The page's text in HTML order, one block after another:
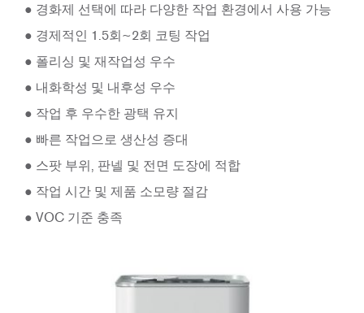
● 경화제 선택에 따라 다양한 작업 환경에서 사용 가능
● 경제적인 1.5회~2회 코팅 작업
● 폴리싱 및 재작업성 우수
● 내화학성 및 내후성 우수
● 작업 후 우수한 광택 유지
● 빠른 작업으로 생산성 증대
● 스팟 부위, 판넬 및 전면 도장에 적합
● 작업 시간 및 제품 소모량 절감
● VOC 기준 충족